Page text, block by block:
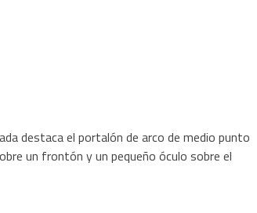
destaca el portalón de arco de medio punto
un frontón y un pequeño óculo sobre el